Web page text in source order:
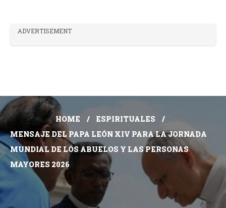
ADVERTISEMENT
HOME
ESPIRITUALES
MENSAJE DEL PAPA LEÓN XIV PARA LA JORNADA
MUNDIAL DE LOS ABUELOS Y LAS PERSONAS
MAYORES 2026